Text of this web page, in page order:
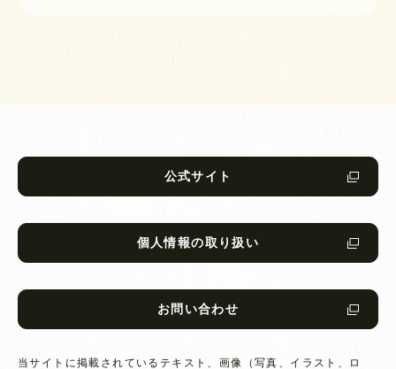
公式サイト
個人情報の取り扱い
お問い合わせ
当サイトに掲載されているテキスト、画像（写真、イラスト、ロ